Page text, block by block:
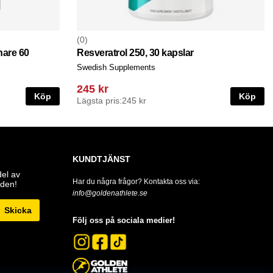
60
Köp
0
Resveratrol 250, 30 kapslar
Swedish Supplements
245 kr
Lägsta pris:245 kr Köp
av
Skicka
KUNDTJÄNST
Har du några frågor? Kontakta oss via:
info@goldenathlete.se
Följ oss på sociala medier!